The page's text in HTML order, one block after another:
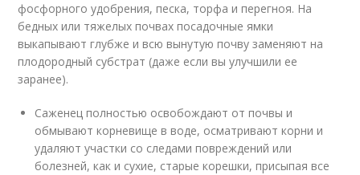
фосфорного удобрения, песка, торфа и перегноя. На
бедных или тяжелых почвах посадочные ямки
выкапывают глубже и всю вынутую почву заменяют на
плодородный субстрат (даже если вы улучшили ее
заранее).
Саженец полностью освобождают от почвы и
обмывают корневище в воде, осматривают корни и
удаляют участки со следами повреждений или
болезней, как и сухие, старые корешки, присыпая все